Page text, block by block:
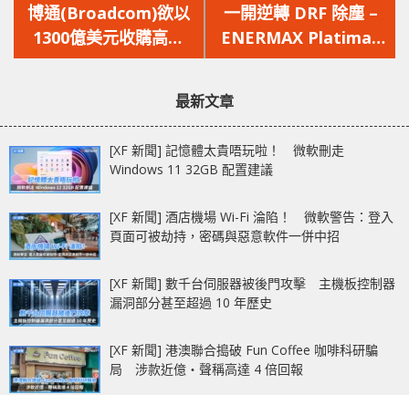
一
篇
文
博通(Broadcom)欲以
1300億美元收購高通
(Qualcomm)
一
篇
文
一開逆轉 DRF 除塵 –
ENERMAX Platimax
D.F. 電源器
最新文章
[XF 新聞] 記憶體太貴唔玩啦！ 微軟刪走
Windows 11 32GB 配置建議
[XF 新聞] 酒店機場 Wi-Fi 淪陷！ 微軟警告：登入
頁面可被劫持，密碼與惡意軟件一併中招
[XF 新聞] 數千台伺服器被後門攻擊 主機板控制器
漏洞部分甚至超過 10 年歷史
[XF 新聞] 港澳聯合搗破 Fun Coffee 咖啡科研騙
局 涉款近億‧聲稱高達 4 倍回報